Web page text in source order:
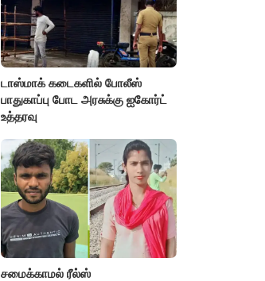
டாஸ்மாக் கடைகளில் போலீஸ்
பாதுகாப்பு போட அரசுக்கு ஐகோர்ட்
உத்தரவு
சமைக்காமல் ரீல்ஸ்